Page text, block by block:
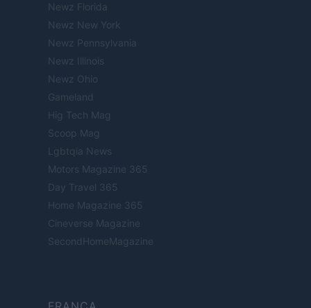
Newz Florida
Newz New York
Newz Pennsylvania
Newz Illinois
Newz Ohio
Gameland
Hig Tech Mag
Scoop Mag
Lgbtqia News
Motors Magazine 365
Day Travel 365
Home Magazine 365
Cineverse Magazine
SecondHomeMagazine